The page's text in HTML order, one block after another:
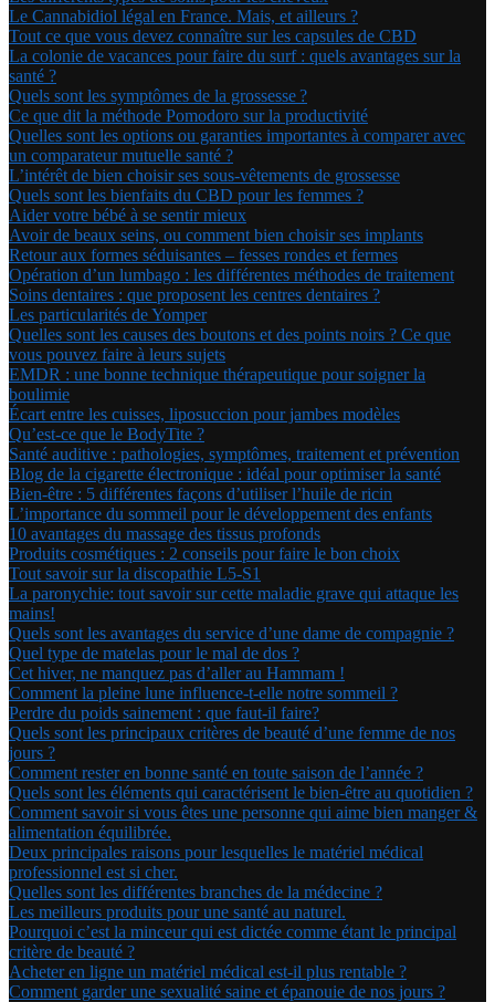
Le Cannabidiol légal en France. Mais, et ailleurs ?
Tout ce que vous devez connaître sur les capsules de CBD
La colonie de vacances pour faire du surf : quels avantages sur la
santé ?
Quels sont les symptômes de la grossesse ?
Ce que dit la méthode Pomodoro sur la productivité
Quelles sont les options ou garanties importantes à comparer avec
un comparateur mutuelle santé ?
L’intérêt de bien choisir ses sous-vêtements de grossesse
Quels sont les bienfaits du CBD pour les femmes ?
Aider votre bébé à se sentir mieux
Avoir de beaux seins, ou comment bien choisir ses implants
Retour aux formes séduisantes – fesses rondes et fermes
Opération d’un lumbago : les différentes méthodes de traitement
Soins dentaires : que proposent les centres dentaires ?
Les particularités de Yomper
Quelles sont les causes des boutons et des points noirs ? Ce que
vous pouvez faire à leurs sujets
EMDR : une bonne technique thérapeutique pour soigner la
boulimie
Écart entre les cuisses, liposuccion pour jambes modèles
Qu’est-ce que le BodyTite ?
Santé auditive : pathologies, symptômes, traitement et prévention
Blog de la cigarette électronique : idéal pour optimiser la santé
Bien-être : 5 différentes façons d’utiliser l’huile de ricin
L’importance du sommeil pour le développement des enfants
10 avantages du massage des tissus profonds
Produits cosmétiques : 2 conseils pour faire le bon choix
Tout savoir sur la discopathie L5-S1
La paronychie: tout savoir sur cette maladie grave qui attaque les
mains!
Quels sont les avantages du service d’une dame de compagnie ?
Quel type de matelas pour le mal de dos ?
Cet hiver, ne manquez pas d’aller au Hammam !
Comment la pleine lune influence-t-elle notre sommeil ?
Perdre du poids sainement : que faut-il faire?
Quels sont les principaux critères de beauté d’une femme de nos
jours ?
Comment rester en bonne santé en toute saison de l’année ?
Quels sont les éléments qui caractérisent le bien-être au quotidien ?
Comment savoir si vous êtes une personne qui aime bien manger &
alimentation équilibrée.
Deux principales raisons pour lesquelles le matériel médical
professionnel est si cher.
Quelles sont les différentes branches de la médecine ?
Les meilleurs produits pour une santé au naturel.
Pourquoi c’est la minceur qui est dictée comme étant le principal
critère de beauté ?
Acheter en ligne un matériel médical est-il plus rentable ?
Comment garder une sexualité saine et épanouie de nos jours ?